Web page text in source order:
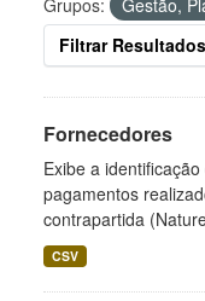
Grupos:
Gestão,
Filtrar Resultados
Fornecedores
Exibe a
pagamentos
contrapartida
CSV